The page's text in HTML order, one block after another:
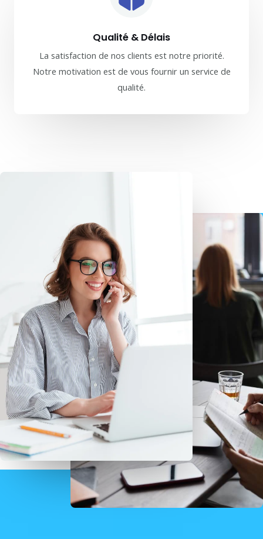
Qualité & Délais
La satisfaction de nos clients est notre priorité.
Notre motivation est de vous fournir un service de
qualité.